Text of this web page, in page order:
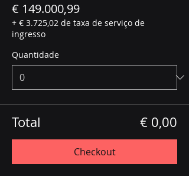
€ 149.000,99
+ € 3.725,02 de taxa de serviço de
ingresso
Quantidade
Total € 0,00
Checkout